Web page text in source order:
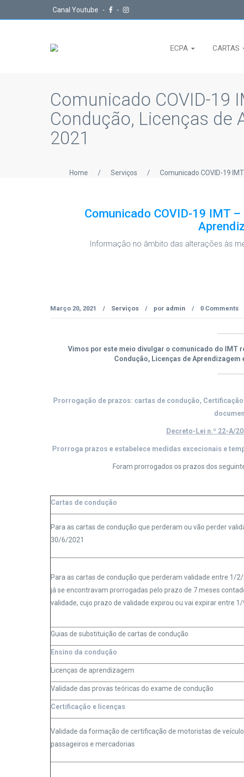
Canal Youtube - -
ECPA CARTAS
Comunicado COVID-19
Condução, Licenças de
2021
Home / Serviços / Comunicado COVID-19
Comunicado COVID-19 IMT
Informação no âmbito das alterações às
Março 20, 2021 / Serviços / por admin / 0 Comments
Vimos por este meio divulgar o comunicado do IMT
Condução, Licenças de Aprendizagem
Prorrogação de prazos: cartas de condução,
Decreto-Lei n.º 22-A/
Prorroga prazos e estabelece medidas excecionais e
Foram prorrogados os prazos dos
Cartas de condução
Para as cartas de condução que perderam ou vão perder
30/6/2021
Para as cartas de condução que perderam validade entre 1/
já se encontravam prorrogadas pelo prazo de 7 meses
validade, cujo prazo de validade expirou ou vai expirar entre
Guias de substituição de cartas de condução
Ensino da condução
Licenças de aprendizagem
Validade das provas teóricas do exame de condução
Certificação e licenças
Validade da formação de certificação de motoristas de
passageiros e mercadorias